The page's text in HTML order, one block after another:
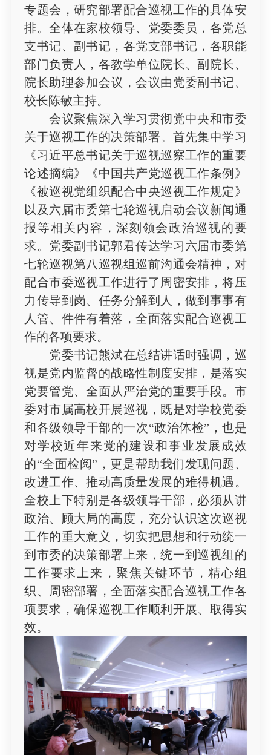
专题会，研究部署配合巡视工作的具体安
排。全体在家校领导、党委委员，各党总
支书记、副书记，各党支部书记，各职能
部门负责人，各教学单位院长、副院长、
院长助理参加会议，会议由党委副书记、
校长陈敏主持。
会议聚焦深入学习贯彻党中央和市委
关于巡视工作的决策部署。首先集中学习
《习近平总书记关于巡视巡察工作的重要
论述摘编》《中国共产党巡视工作条例》
《被巡视党组织配合中央巡视工作规定》
以及六届市委第七轮巡视启动会议新闻通
报等相关内容，深刻领会政治巡视的要
求。党委副书记郭君传达学习六届市委第
七轮巡视第八巡视组巡前沟通会精神，对
配合市委巡视工作进行了周密安排，将压
力传导到岗、任务分解到人，做到事事有
人管、件件有着落，全面落实配合巡视工
作的各项要求。
党委书记熊斌在总结讲话时强调，巡
视是党内监督的战略性制度安排，是落实
党要管党、全面从严治党的重要手段。市
委对市属高校开展巡视，既是对学校党委
和各级领导干部的一次“政治体检”，也是
对学校近年来党的建设和事业发展成效
的“全面检阅”，更是帮助我们发现问题、
改进工作、推动高质量发展的难得机遇。
全校上下特别是各级领导干部，必须从讲
政治、顾大局的高度，充分认识这次巡视
工作的重大意义，切实把思想和行动统一
到市委的决策部署上来，统一到巡视组的
工作要求上来，聚焦关键环节，精心组
织、周密部署，全面落实配合巡视工作各
项要求，确保巡视工作顺利开展、取得实
效。